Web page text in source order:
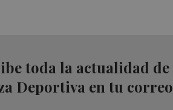
toda la actualidad de
Deportiva en tu correo